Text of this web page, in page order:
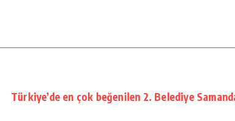
Türkiye’de en çok beğenilen 2. Belediye